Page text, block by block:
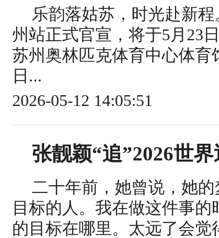
乐韵落姑苏，时光赴新
州站正式官宣，将于5月23
苏州奥林匹克体育中心体育
日...
2026-05-12 14:05:51
张靓颖“追”2026世
二十年前，她曾说，她
目标的人。我在做这件事
的目标在哪里。太远了会